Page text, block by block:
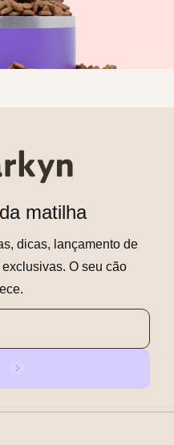
matilha
dicas, lançamento de
O seu cão